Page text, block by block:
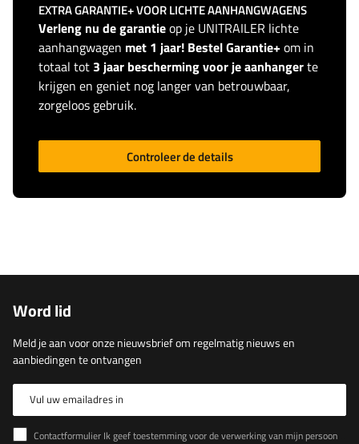
EXTRA GARANTIE+ VOOR LICHTE AANHANGWAGENS
Verleng nu de garantieop je UNITRAILER lichte
aanhangwagen met 1 jaar! Bestel Garantie+om in
totaal tot 3 jaar bescherming voor je aanhangerte
krijgen en geniet nog langer van betrouwbaar,
zorgeloos gebruik.
Controleer de details
Word lid
Meld je aan voor onze nieuwsbrief om regelmatig nieuws en
aanbiedingen te ontvangen
Vul uw emailadres in
Contactformulier Ik geef toestemming voor de verwerking van mijn persoonlijke gegevens in het contactformulier in overeenstemming met de Verordening van het Europees Parlement en de Raad (EU)